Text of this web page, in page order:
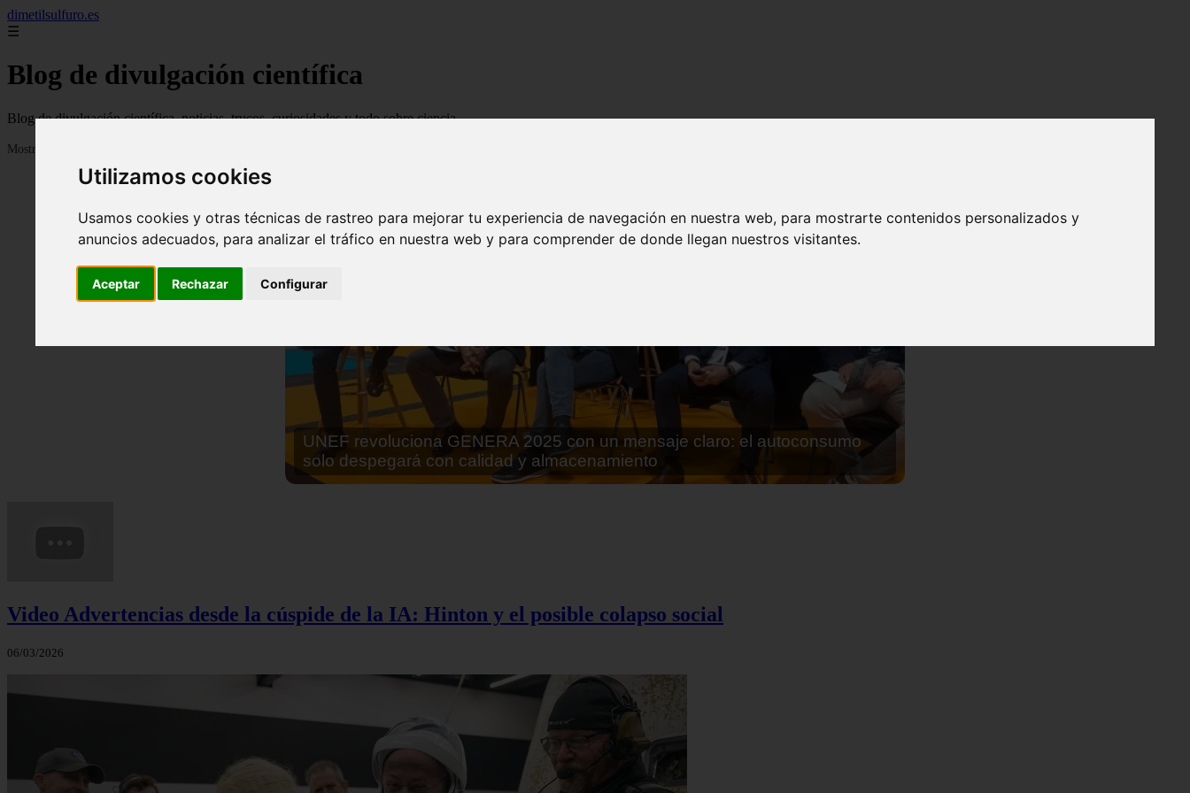
Utilizamos cookies
Usamos cookies y otras técnicas de rastreo para mejorar tu experiencia de navegación en nuestra web, para mostrarte contenidos personalizados y
anuncios adecuados, para analizar el tráfico en nuestra web y para comprender de donde llegan nuestros visitantes.
Aceptar Rechazar Configurar
dimetilsulfuro.es
☰
Blog de divulgación científica
Blog de divulgación científica, noticias, trucos, curiosidades y todo sobre ciencia
Mostrando 1 - 24 de 907 artículos
En África harán lo que parecía imposible: Utilizarán moléculas de agua para
cocinar sus alimentos
Video Advertencias desde la cúspide de la IA: Hinton y el posible colapso social
06/03/2026